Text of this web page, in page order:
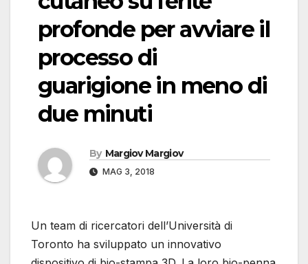
profonde per avviare il
processo di
guarigione in meno di
due minuti
By Margiov Margiov
MAG 3, 2018
Un team di ricercatori dell’Università di
Toronto ha sviluppato un innovativo